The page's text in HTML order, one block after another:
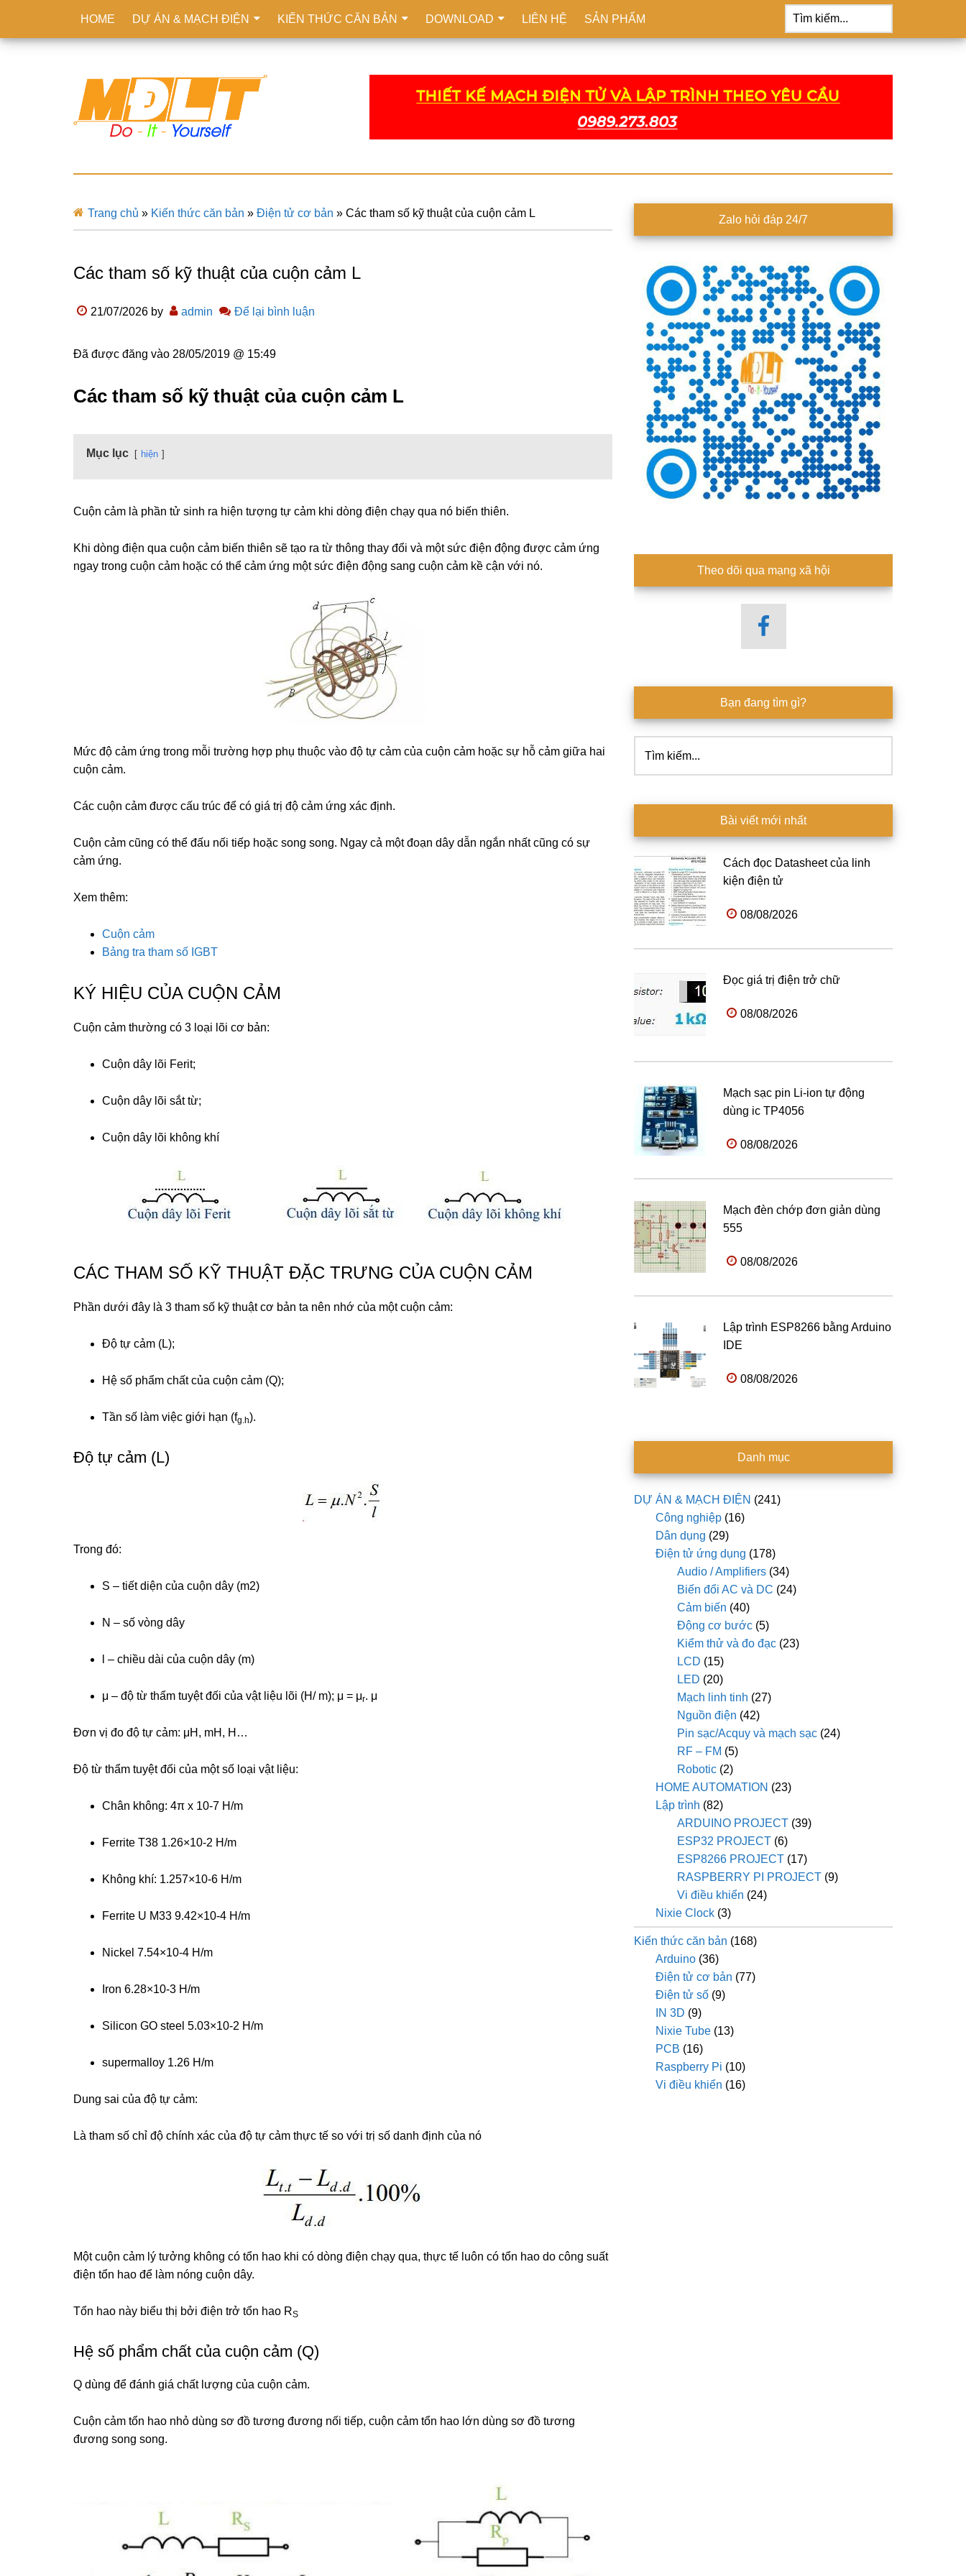
HOME DỰ ÁN & MẠCH ĐIỆN KIẾN THỨC CĂN BẢN DOWNLOAD LIÊN HỆ SẢN PHẨM
Tìm
kiếm...
Trang chủ » Kiến thức căn bản » Điện tử cơ bản » Các tham số kỹ thuật của cuộn cảm L
Các tham số kỹ thuật của cuộn cảm L
21/07/2026 by admin Để lại bình luận
Đã được đăng vào 28/05/2019 @ 15:49
Các tham số kỹ thuật của cuộn cảm L
Mục lục hiện
Cuộn cảm là phần tử sinh ra hiện tượng tự cảm khi dòng điện chạy qua nó biến thiên.
Khi dòng điện qua cuộn cảm biến thiên sẽ tạo ra từ thông thay đổi và một sức điện động được cảm ứng
ngay trong cuộn cảm hoặc có thể cảm ứng một sức điện động sang cuộn cảm kề cận với nó.
Mức độ cảm ứng trong mỗi trường hợp phụ thuộc vào độ tự cảm của cuộn cảm hoặc sự hỗ cảm giữa hai
cuộn cảm.
Các cuộn cảm được cấu trúc để có giá trị độ cảm ứng xác định.
Cuộn cảm cũng có thể đấu nối tiếp hoặc song song. Ngay cả một đoạn dây dẫn ngắn nhất cũng có sự
cảm ứng.
Xem thêm:
Cuộn cảm
Bảng tra tham số IGBT
KÝ HIỆU CỦA CUỘN CẢM
Cuộn cảm thường có 3 loại lõi cơ bản:
Cuộn dây lõi Ferit;
Cuộn dây lõi sắt từ;
Cuộn dây lõi không khí
CÁC THAM SỐ KỸ THUẬT ĐẶC TRƯNG CỦA CUỘN CẢM
Phần dưới đây là 3 tham số kỹ thuật cơ bản ta nên nhớ của một cuộn cảm:
Độ tự cảm (L);
Hệ số phẩm chất của cuộn cảm (Q);
Tần số làm việc giới hạn (fg.h).
Độ tự cảm (L)
Trong đó:
S – tiết diện của cuộn dây (m2)
N – số vòng dây
l – chiều dài của cuộn dây (m)
μ – độ từ thẩm tuyệt đối của vật liệu lõi (H/ m); μ = μr. μ
Đơn vị đo độ tự cảm: μH, mH, H…
Độ từ thẩm tuyệt đối của một số loại vật liệu:
Chân không: 4π x 10-7 H/m
Ferrite T38 1.26×10-2 H/m
Không khí: 1.257×10-6 H/m
Ferrite U M33 9.42×10-4 H/m
Nickel 7.54×10-4 H/m
Iron 6.28×10-3 H/m
Silicon GO steel 5.03×10-2 H/m
supermalloy 1.26 H/m
Dung sai của độ tự cảm:
Là tham số chỉ độ chính xác của độ tự cảm thực tế so với trị số danh định của nó
Một cuộn cảm lý tưởng không có tổn hao khi có dòng điện chạy qua, thực tế luôn có tổn hao do công suất
điện tổn hao để làm nóng cuộn dây.
Tổn hao này biểu thị bởi điện trở tổn hao RS
Hệ số phẩm chất của cuộn cảm (Q)
Q dùng để đánh giá chất lượng của cuộn cảm.
Cuộn cảm tổn hao nhỏ dùng sơ đồ tương đương nối tiếp, cuộn cảm tổn hao lớn dùng sơ đồ tương
đương song song.
chính
Zalo hỏi đáp 24/7
Theo dõi qua mạng xã hội
Bạn đang tìm gì?
kiếm...
Bài viết mới nhất
Cách đọc Datasheet của linh
kiện điện tử
08/08/2026
Đọc giá trị điện trở chữ
08/08/2026
Mạch sạc pin Li-ion tự động
dùng ic TP4056
08/08/2026
Mạch đèn chớp đơn giản dùng
555
08/08/2026
Lập trình ESP8266 bằng Arduino
IDE
08/08/2026
Danh mục
DỰ ÁN & MẠCH ĐIỆN (241)
Công nghiệp (16)
Dân dụng (29)
Điện tử ứng dụng (178)
Audio / Amplifiers (34)
Biến đổi AC và DC (24)
Cảm biến (40)
Động cơ bước (5)
Kiểm thử và đo đạc (23)
LCD (15)
LED (20)
Mạch linh tinh (27)
Nguồn điện (42)
Pin sạc/Acquy và mạch sạc (24)
RF – FM (5)
Robotic (2)
HOME AUTOMATION (23)
Lập trình (82)
ARDUINO PROJECT (39)
ESP32 PROJECT (6)
ESP8266 PROJECT (17)
RASPBERRY PI PROJECT (9)
Vi điều khiển (24)
Nixie Clock (3)
Kiến thức căn bản (168)
Arduino (36)
Điện tử cơ bản (77)
Điện tử số (9)
IN 3D (9)
Nixie Tube (13)
PCB (16)
Raspberry Pi (10)
Vi điều khiển (16)